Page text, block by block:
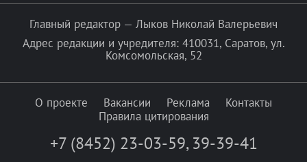
Главный редактор — Лыков Николай Валерьевич
Адрес редакции и учредителя: 410031, Саратов, ул.
Комсомольская, 52
О проекте Вакансии Реклама
Контакты
Правила цитирования
+7 (8452) 23-03-59, 39-39-41